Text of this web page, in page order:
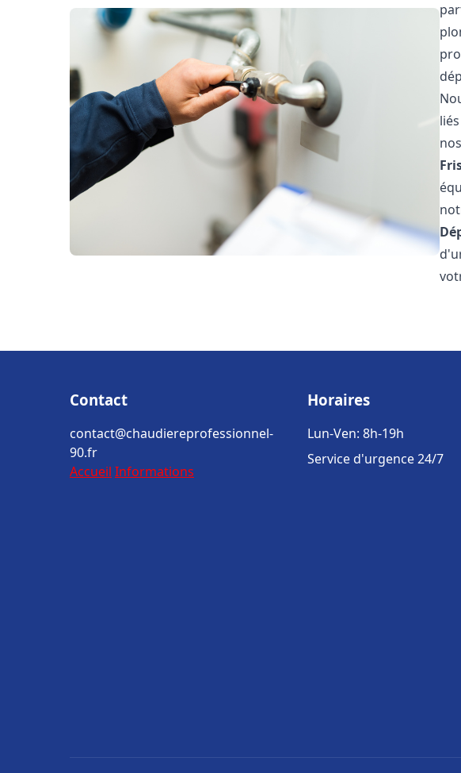
Contact
contact@chaudiereprofessionnel-
90.fr
Accueil Informations
Horaires
Lun-Ven: 8h-19h
Service d'urgence 24/7